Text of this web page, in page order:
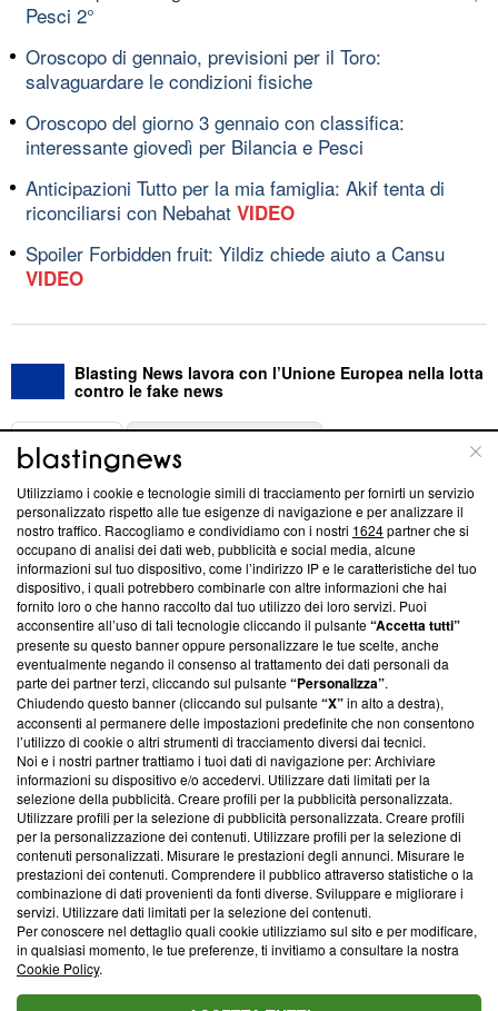
Pesci 2°
Oroscopo di gennaio, previsioni per il Toro:
salvaguardare le condizioni fisiche
Oroscopo del giorno 3 gennaio con classifica:
interessante giovedì per Bilancia e Pesci
Anticipazioni Tutto per la mia famiglia: Akif tenta di
riconciliarsi con Nebahat VIDEO
Spoiler Forbidden fruit: Yildiz chiede aiuto a Cansu
VIDEO
Blasting News lavora con l’Unione Europea nella lotta
contro le fake news
ABOUT
Questa sezione offre informazioni trasparenti su Blasting
News, sui nostri processi editoriali e su come ci impegniamo a
creare news di qualità. Inoltre, afferma la nostra aderenza a
‘Trust Project - News with Integrity’Blasting News non è
ancora membro del programma, ma ha richiesto di farne
parte; Trust Project non ha ancora effettuato una verifica di
conformità agli standard.
Su di noi
Team editoriale
Corporate
Redazione
Informativa Privacy
Cookie Policy
Blasting SA, IDI CHE-247.845.224, Via Carlo Frasca, 3 - 6900
Lugano (Svizzera) Tel:+39 0690258937
© 2026 Blasting News
Utilizziamo i cookie e tecnologie simili di tracciamento per fornirti un servizio
personalizzato rispetto alle tue esigenze di navigazione e per analizzare il
nostro traffico. Raccogliamo e condividiamo con i nostri 1624partner che si
occupano di analisi dei dati web, pubblicità e social media, alcune
informazioni sul tuo dispositivo, come l’indirizzo IP e le caratteristiche del tuo
dispositivo, i quali potrebbero combinarle con altre informazioni che hai
fornito loro o che hanno raccolto dal tuo utilizzo dei loro servizi. Puoi
acconsentire all’uso di tali tecnologie cliccando il pulsante“Accetta tutti”
presente su questo banner oppure personalizzare le tue scelte, anche
eventualmente negando il consenso al trattamento dei dati personali da
parte dei partner terzi, cliccando sul pulsante“Personalizza”.
Chiudendo questo banner (cliccando sul pulsante“X”in alto a destra),
acconsenti al permanere delle impostazioni predefinite che non consentono
l’utilizzo di cookie o altri strumenti di tracciamento diversi dai tecnici.
Noi e i nostri partner trattiamo i tuoi dati di navigazione per: Archiviare
informazioni su dispositivo e/o accedervi. Utilizzare dati limitati per la
selezione della pubblicità. Creare profili per la pubblicità personalizzata.
Utilizzare profili per la selezione di pubblicità personalizzata. Creare profili
per la personalizzazione dei contenuti. Utilizzare profili per la selezione di
contenuti personalizzati. Misurare le prestazioni degli annunci. Misurare le
prestazioni dei contenuti. Comprendere il pubblico attraverso statistiche o la
combinazione di dati provenienti da fonti diverse. Sviluppare e migliorare i
servizi. Utilizzare dati limitati per la selezione dei contenuti.
Per conoscere nel dettaglio quali cookie utilizziamo sul sito e per modificare,
in qualsiasi momento, le tue preferenze, ti invitiamo a consultare la nostra
Cookie Policy.